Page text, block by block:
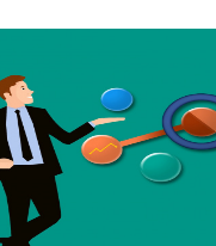
(омонатлар)